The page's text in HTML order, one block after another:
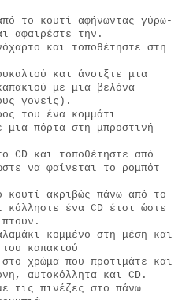
το κουτί αφήνωντας γύρω-
αφαιρέστε την.
και τοποθέτηστε στη
και άνοιξτε μια
με μια βελόνα
γονείς).
του ένα κομμάτι
μια πόρτα στη μπροστινή
CD και τοποθέτηστε από
να φαίνεται το ρομπότ
κουτί ακριβώς πάνω από το
κόλληστε ένα CD έτσι ώστε
κομμένο στη μέση και
καπακιού
χρώμα που προτιμάτε και
αυτοκόλλητα και CD.
τις πινέζες στο πάνω